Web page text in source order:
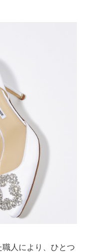
人により、ひとつ